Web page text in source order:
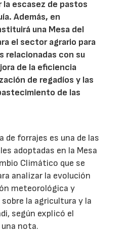
escasez de pastos
Además, en
una Mesa del
el sector agrario para
relacionadas con su
de la eficiencia
de regadíos y las
de las
de forrajes es una de las
adoptadas en la Mesa
Climático que se
analizar la evolución
meteorológica y
la agricultura y la
según explicó el
nota.